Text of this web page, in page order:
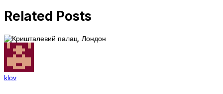
Related Posts
klov